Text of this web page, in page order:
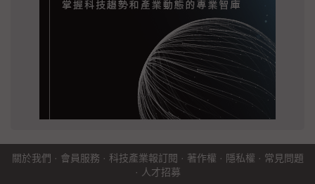
關於我們 · 會員服務 · 科技產業報訂閱 · 著作權 · 隱私權 · 常見問題
· 人才招募